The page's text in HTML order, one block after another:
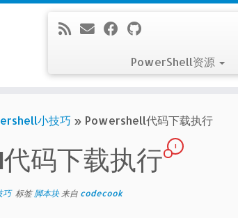
PowerShell资源
小技巧 » Powershell代码下载执行
代码下载执行
1
巧 标签脚本块 来自 codecook